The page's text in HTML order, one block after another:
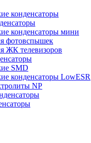
конденсаторы
конденсаторы мини
фотовспышек
ЖК телевизоров
SMD
конденсаторы LowESR
NP